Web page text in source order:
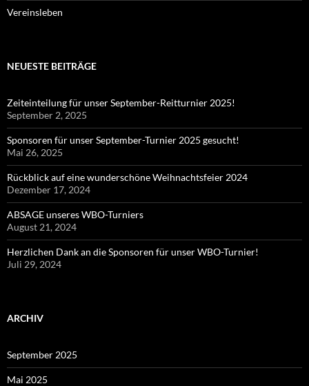
Vereinsleben
NEUESTE BEITRÄGE
Zeiteinteilung für unser September-Reitturnier 2025!
September 2, 2025
Sponsoren für unser September-Turnier 2025 gesucht!
Mai 26, 2025
Rückblick auf eine wunderschöne Weihnachtsfeier 2024
Dezember 17, 2024
ABSAGE unseres WBO-Turniers
August 21, 2024
Herzlichen Dank an die Sponsoren für unser WBO-Turnier!
Juli 29, 2024
ARCHIV
September 2025
Mai 2025